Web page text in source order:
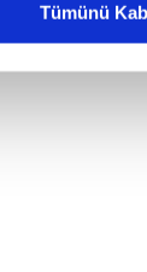
çerezler
hizmetlerinin
ve sizlere
ilişkin detaylı
Tümünü